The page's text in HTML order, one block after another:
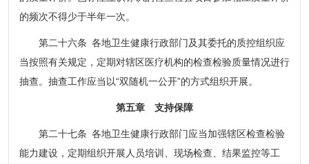
的频次不得少于半年一次。
第二十六条 各地卫生健康行政部门及其委托的质控组织应
当按照有关规定，定期对辖区医疗机构的检查检验质量情况进行
抽查。抽查工作应当以“双随机一公开”的方式组织开展。
第五章 支持保障
第二十七条 各地卫生健康行政部门应当加强辖区检查检验
能力建设，定期组织开展人员培训、现场检查、结果监控等工